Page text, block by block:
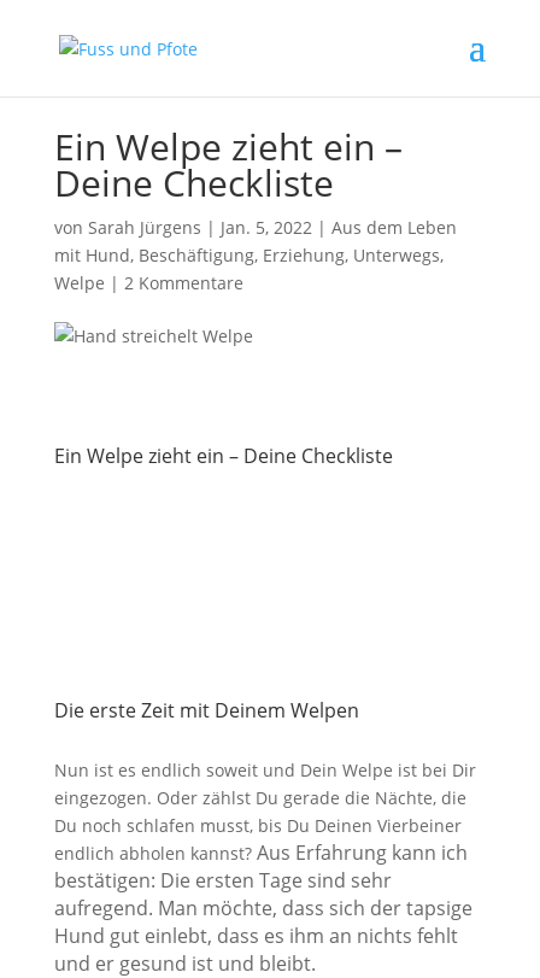
Ein Welpe zieht ein –
Deine Checkliste
von Sarah Jürgens | Jan. 5, 2022| Aus dem Leben
mit Hund, Beschäftigung, Erziehung, Unterwegs,
Welpe | 2 Kommentare
Ein Welpe zieht ein – Deine Checkliste
Die erste Zeit mit Deinem Welpen
Nun ist es endlich soweit und Dein Welpe ist bei Dir
eingezogen. Oder zählst Du gerade die Nächte, die
Du noch schlafen musst, bis Du Deinen Vierbeiner
endlich abholen kannst? Aus Erfahrung kann ich
bestätigen: Die ersten Tage sind sehr
aufregend. Man möchte, dass sich der tapsige
Hund gut einlebt, dass es ihm an nichts fehlt
und er gesund ist und bleibt.